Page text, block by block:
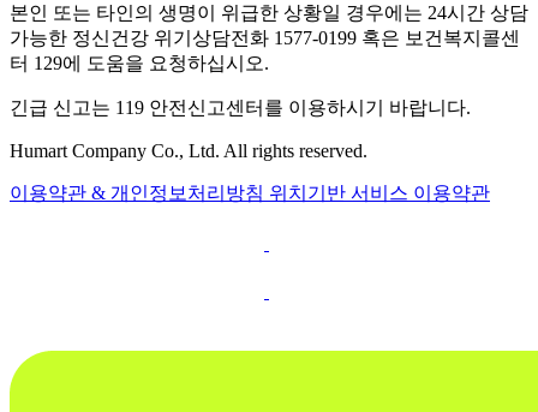
본인 또는 타인의 생명이 위급한 상황일 경우에는 24시간 상담
가능한 정신건강 위기상담전화 1577-0199 혹은 보건복지콜센
터 129에 도움을 요청하십시오.
긴급 신고는 119 안전신고센터를 이용하시기 바랍니다.
Humart Company Co., Ltd. All rights reserved.
이용약관 & 개인정보처리방침 위치기반 서비스 이용약관